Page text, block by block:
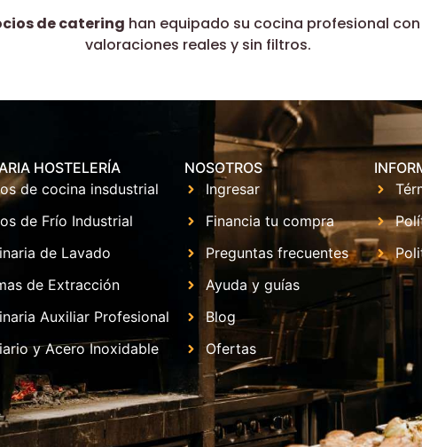
de catering han equipado su cocina profesional
valoraciones reales y sin filtros.
HOSTELERÍA
de cocina insdustrial
de Frío Industrial
de Lavado
de Extracción
Auxiliar Profesional
y Acero Inoxidable
NOSOTROS
Ingresar
Financia tu compra
Preguntas frecuentes
Ayuda y guías
Blog
Ofertas